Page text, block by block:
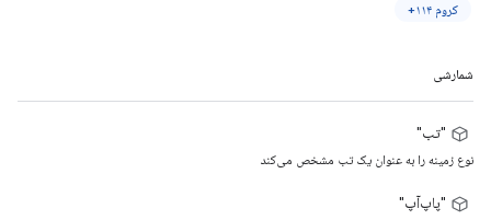
کروم ۱۱۴+
شمارشی
"تب"
نوع زمینه را به عنوان یک تب مشخص می‌کند
"پاپ‌آپ"